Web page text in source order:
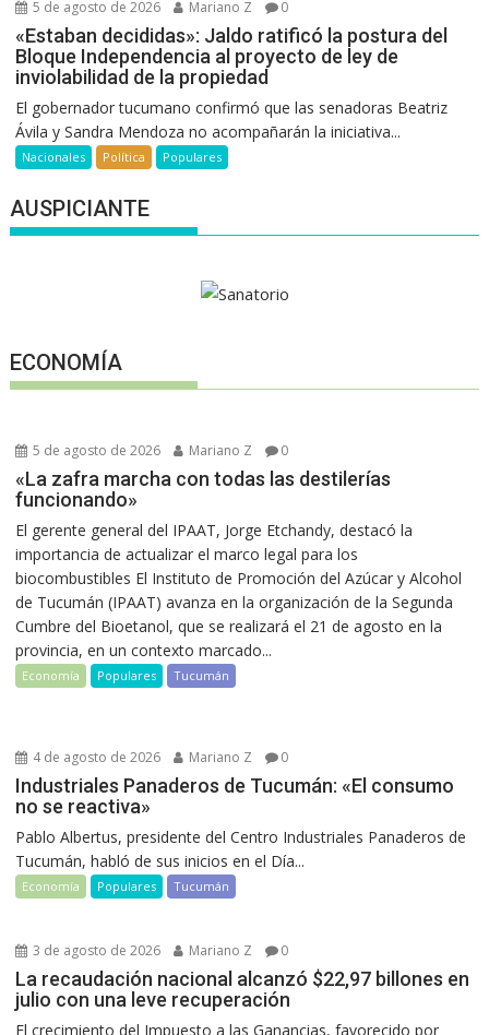
5 de agosto de 2026 Mariano Z 0
«Estaban decididas»: Jaldo ratificó la postura del
Bloque Independencia al proyecto de ley de
inviolabilidad de la propiedad
El gobernador tucumano confirmó que las senadoras Beatriz
Ávila y Sandra Mendoza no acompañarán la iniciativa...
Nacionales Política Populares
AUSPICIANTE
ECONOMÍA
5 de agosto de 2026 Mariano Z 0
«La zafra marcha con todas las destilerías
funcionando»
El gerente general del IPAAT, Jorge Etchandy, destacó la
importancia de actualizar el marco legal para los
biocombustibles El Instituto de Promoción del Azúcar y Alcohol
de Tucumán (IPAAT) avanza en la organización de la Segunda
Cumbre del Bioetanol, que se realizará el 21 de agosto en la
provincia, en un contexto marcado...
Economía Populares Tucumán
4 de agosto de 2026 Mariano Z 0
Industriales Panaderos de Tucumán: «El consumo
no se reactiva»
Pablo Albertus, presidente del Centro Industriales Panaderos de
Tucumán, habló de sus inicios en el Día...
Economía Populares Tucumán
3 de agosto de 2026 Mariano Z 0
La recaudación nacional alcanzó $22,97 billones en
julio con una leve recuperación
El crecimiento del Impuesto a las Ganancias, favorecido por